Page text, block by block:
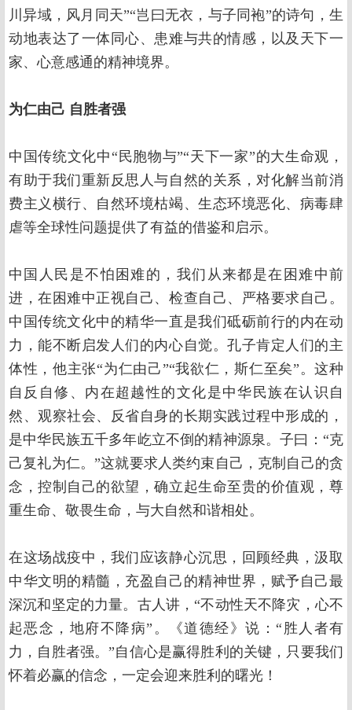
川异域，风月同天”“岂曰无衣，与子同袍”的诗句，生
动地表达了一体同心、患难与共的情感，以及天下一
家、心意感通的精神境界。
为仁由己 自胜者强
中国传统文化中“民胞物与”“天下一家”的大生命观，
有助于我们重新反思人与自然的关系，对化解当前消
费主义横行、自然环境枯竭、生态环境恶化、病毒肆
虐等全球性问题提供了有益的借鉴和启示。
中国人民是不怕困难的，我们从来都是在困难中前
进，在困难中正视自己、检查自己、严格要求自己。
中国传统文化中的精华一直是我们砥砺前行的内在动
力，能不断启发人们的内心自觉。孔子肯定人们的主
体性，他主张“为仁由己”“我欲仁，斯仁至矣”。这种
自反自修、内在超越性的文化是中华民族在认识自
然、观察社会、反省自身的长期实践过程中形成的，
是中华民族五千多年屹立不倒的精神源泉。子曰：“克
己复礼为仁。”这就要求人类约束自己，克制自己的贪
念，控制自己的欲望，确立起生命至贵的价值观，尊
重生命、敬畏生命，与大自然和谐相处。
在这场战疫中，我们应该静心沉思，回顾经典，汲取
中华文明的精髓，充盈自己的精神世界，赋予自己最
深沉和坚定的力量。古人讲，“不动性天不降灾，心不
起恶念，地府不降病”。《道德经》说：“胜人者有
力，自胜者强。”自信心是赢得胜利的关键，只要我们
怀着必赢的信念，一定会迎来胜利的曙光！